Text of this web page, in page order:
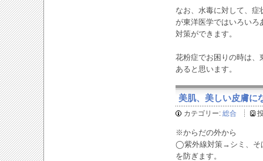
なお、水毒に対して、
が東洋医学ではいろいろ
対策ができます。
花粉症でお困りの時は、
あると思います。
美肌、美しい皮膚に
カテゴリー: 総合
※からだの外から
◯紫外線対策→シミ、そ
を防ぎます。